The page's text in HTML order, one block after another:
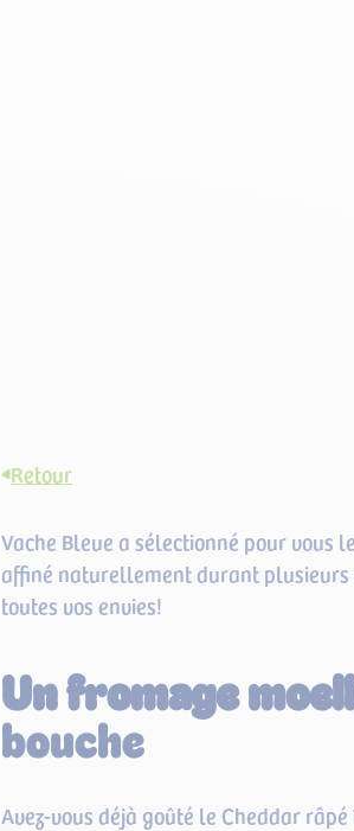
Retour
Vache Bleue a sélectionné pour vous
affiné naturellement durant plusieurs
toutes vos envies!
Un fromage
bouche
Avez-vous déjà goûté le Cheddar râpé